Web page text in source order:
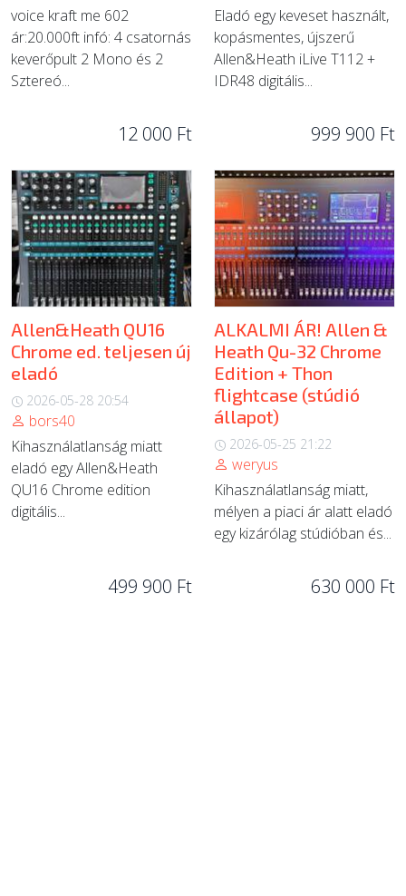
voice kraft me 602
ár:20.000ft infó: 4 csatornás
keverőpult 2 Mono és 2
Sztereó...
12 000 Ft
Eladó egy keveset használt,
kopásmentes, újszerű
Allen&Heath iLive T112 +
IDR48 digitális...
999 900 Ft
Allen&Heath QU16
Chrome ed. teljesen új
eladó
2026-05-28 20:54
bors40
Kihasználatlanság miatt
eladó egy Allen&Heath
QU16 Chrome edition
digitális...
499 900 Ft
ALKALMI ÁR! Allen &
Heath Qu-32 Chrome
Edition + Thon
flightcase (stúdió
állapot)
2026-05-25 21:22
weryus
Kihasználatlanság miatt,
mélyen a piaci ár alatt eladó
egy kizárólag stúdióban és...
630 000 Ft